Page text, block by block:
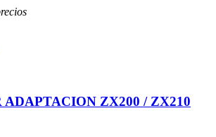
ADAPTACION ZX200 / ZX210